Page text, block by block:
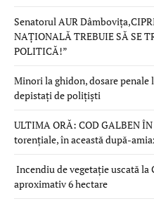
Senatorul AUR
NAȚIONALĂ TREBUIE SĂ SE
POLITICĂ!”
Minori la ghidon, dosare
depistați de polițiști
ULTIMA ORĂ: COD GALBEN
torențiale, în această după-
Incendiu de vegetație uscată
aproximativ 6 hectare